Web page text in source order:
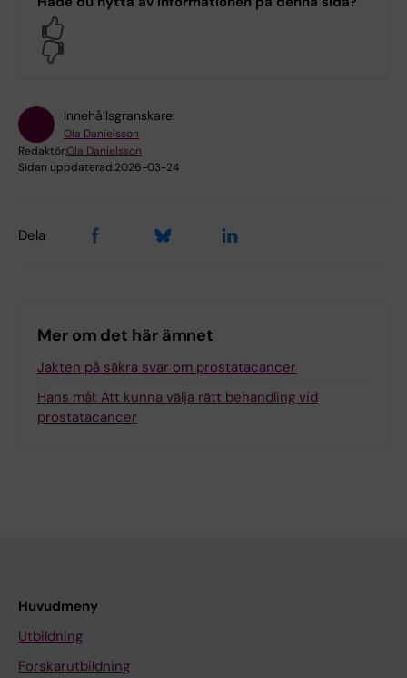
Innehållsgranskare:
Ola Danielsson
Redaktör:Ola Danielsson
Sidan uppdaterad:2026-03-24
Dela
Mer om det här ämnet
Jakten på säkra svar om prostatacancer
Hans mål: Att kunna välja rätt behandling vid
prostatacancer
Huvudmeny
Utbildning
Forskarutbildning